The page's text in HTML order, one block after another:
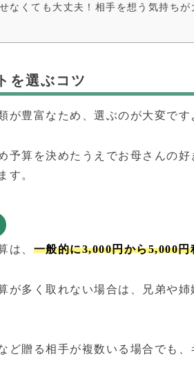
なくても大丈夫！相手を想う気持ちが
を選ぶコツ
が豊富なため、選ぶのが大変です
予算を決めたうえでお母さんの
す。
は、 一般的に3,000円から5,000円
が多く取れない場合は、兄弟や
ど贈る相手が複数いる場合でも